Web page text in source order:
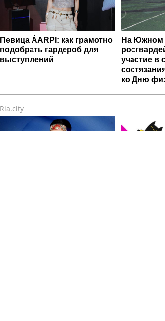
Певица ÁARPI: как грамотно
подобрать гардероб для
выступлений
На Южном
участие в
ко Дню
Ria.city